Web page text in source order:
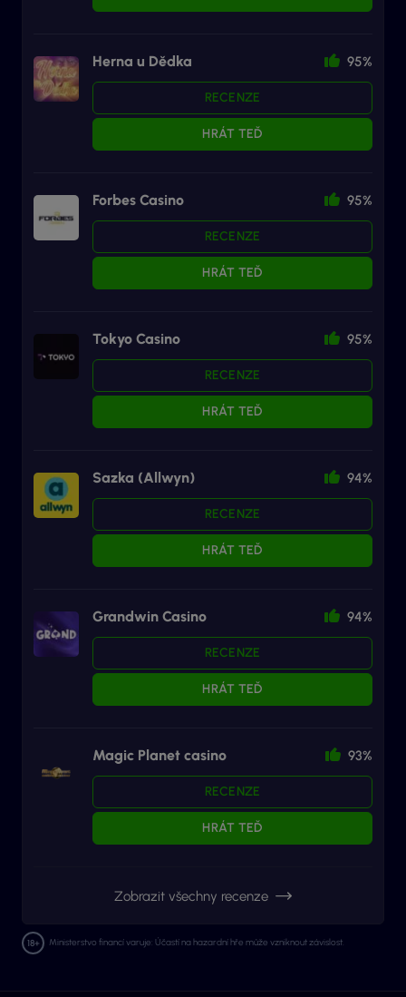
Herna u Dědka 95%
RECENZE
HRÁT TEĎ
Forbes Casino 95%
RECENZE
HRÁT TEĎ
Tokyo Casino 95%
RECENZE
HRÁT TEĎ
Sazka (Allwyn) 94%
RECENZE
HRÁT TEĎ
Grandwin Casino 94%
RECENZE
HRÁT TEĎ
Magic Planet casino 93%
RECENZE
HRÁT TEĎ
Zobrazit všechny recenze
Ministerstvo financí varuje: Účastí na hazardní hře může vzniknout závislost.